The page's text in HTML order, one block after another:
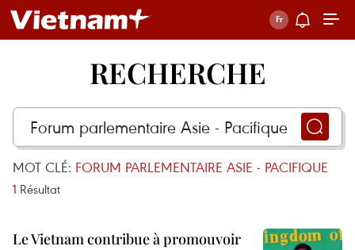
RECHERCHE
MOT CLÉ: FORUM PARLEMENTAIRE ASIE - PACIFIQUE
1 Résultat
Le Vietnam contribue à promouvoir